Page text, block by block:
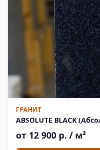
ГРАНИТ
ABSOLUTE BLACK
от 12 900 р. / м²